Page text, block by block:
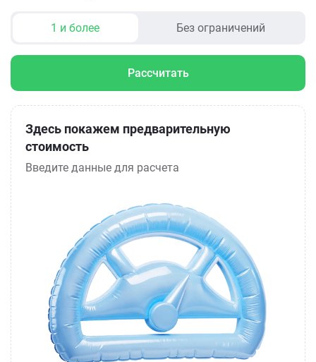
1 и более Без ограничений
Рассчитать
Здесь покажем предварительную
стоимость
Введите данные для расчета